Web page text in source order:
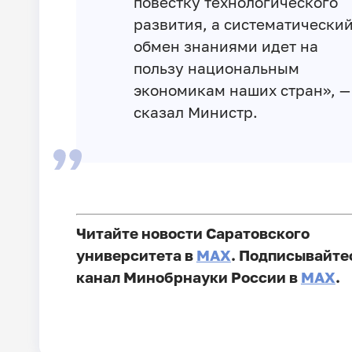
развития, а систематический
обмен знаниями идет на
пользу национальным
экономикам наших стран», —
сказал Министр.
Читайте новости Саратовского
университета в MAX.
канал Минобрнауки России в MAX.